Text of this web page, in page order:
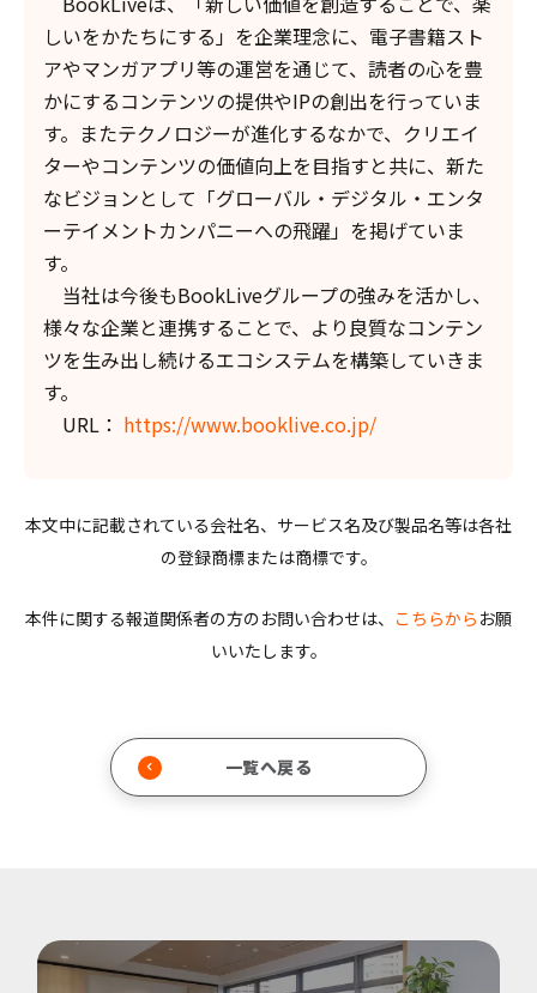
しいをかたちにする」を企業理念に、電子書籍スト
アやマンガアプリ等の運営を通じて、読者の心を豊
かにするコンテンツの提供やIPの創出を行っていま
す。またテクノロジーが進化するなかで、クリエイ
ターやコンテンツの価値向上を目指すと共に、新た
なビジョンとして「グローバル・デジタル・エンタ
ーテイメントカンパニーへの飛躍」を掲げていま
す。
当社は今後もBookLiveグループの強みを活かし、
様々な企業と連携することで、より良質なコンテン
ツを生み出し続けるエコシステムを構築していきま
す。
URL： https://www.booklive.co.jp/
本文中に記載されている会社名、サービス名及び製品名等は各社
の登録商標または商標です。
本件に関する報道関係者の方のお問い合わせは、 こちらから お願
いいたします。
一覧へ戻る